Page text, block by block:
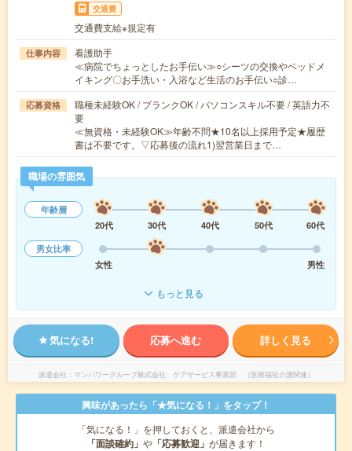
交通費
交通費支給※規定有
仕事内容
看護助手
≪病院でちょっとしたお手伝い≫○シーツの交換やベッドメ
イキング〇お手洗い・入浴など生活のお手伝い○診…
応募資格
職種未経験OK / ブランクOK / パソコンスキル不要 / 英語力不
要
≪無資格・未経験OK≫年齢不問★10名以上採用予定★履歴
書は不要です。▽応募後の流れ1)翌営業日まで…
職場の雰囲気
年齢層
20代
30代 40代 50代
60代
男女比率
女性
男性
もっと見る
気になる! 応募へ進む 詳しく見る
派遣会社 マンパワーグループ株式会社 ケアサービス事業部 （医療福祉介護関連）
興味があったら「★気になる！」をタップ！
「気になる！」を押しておくと、派遣会社から
「面談確約」 や 「応募歓迎」 が届きます！